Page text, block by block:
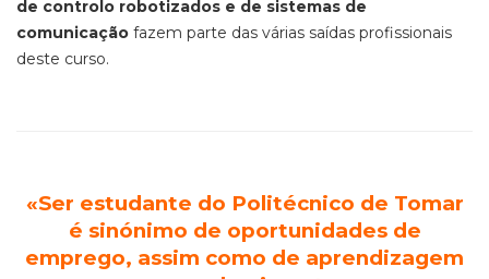
de controlo robotizados e de sistemas de
comunicação fazem parte das várias saídas profissionais
deste curso.
«Ser estudante do Politécnico de Tomar
é sinónimo de oportunidades de
emprego, assim como de aprendizagem